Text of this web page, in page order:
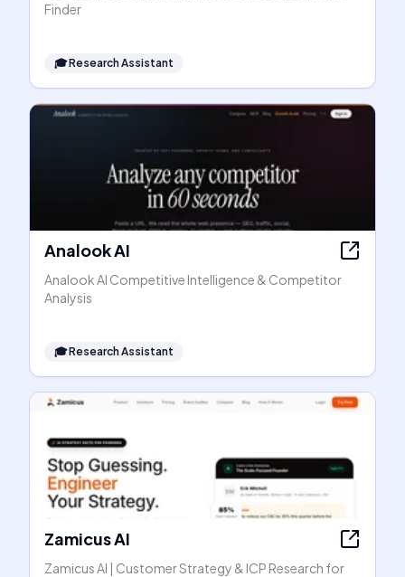
Finder
🎓Research Assistant
Analook AI
Analook AI Competitive Intelligence & Competitor
Analysis
🎓Research Assistant
Zamicus AI
Zamicus AI | Customer Strategy & ICP Research for